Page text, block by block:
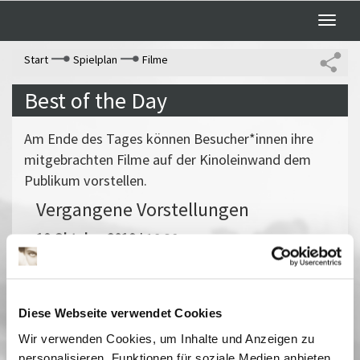
Diese Webseite verwendet Cookies
Wir verwenden Cookies, um Inhalte und Anzeigen zu
personalisieren, Funktionen für soziale Medien anbieten
Toggle
Start
Spielplan Filme
Best of the Day
Am Ende des Tages können Besucher*innen ihre
mitgebrachten Filme auf der Kinoleinwand dem
Publikum vorstellen.
Vergangene Vorstellungen
19 Oktober 2019| 18:30
Home Movie Day 2019
Unter dem Motto»Jeder Mensch ist ein Künstler!« findet der
zweite Home Movie Day für das Land Brandenburg statt. Wieder